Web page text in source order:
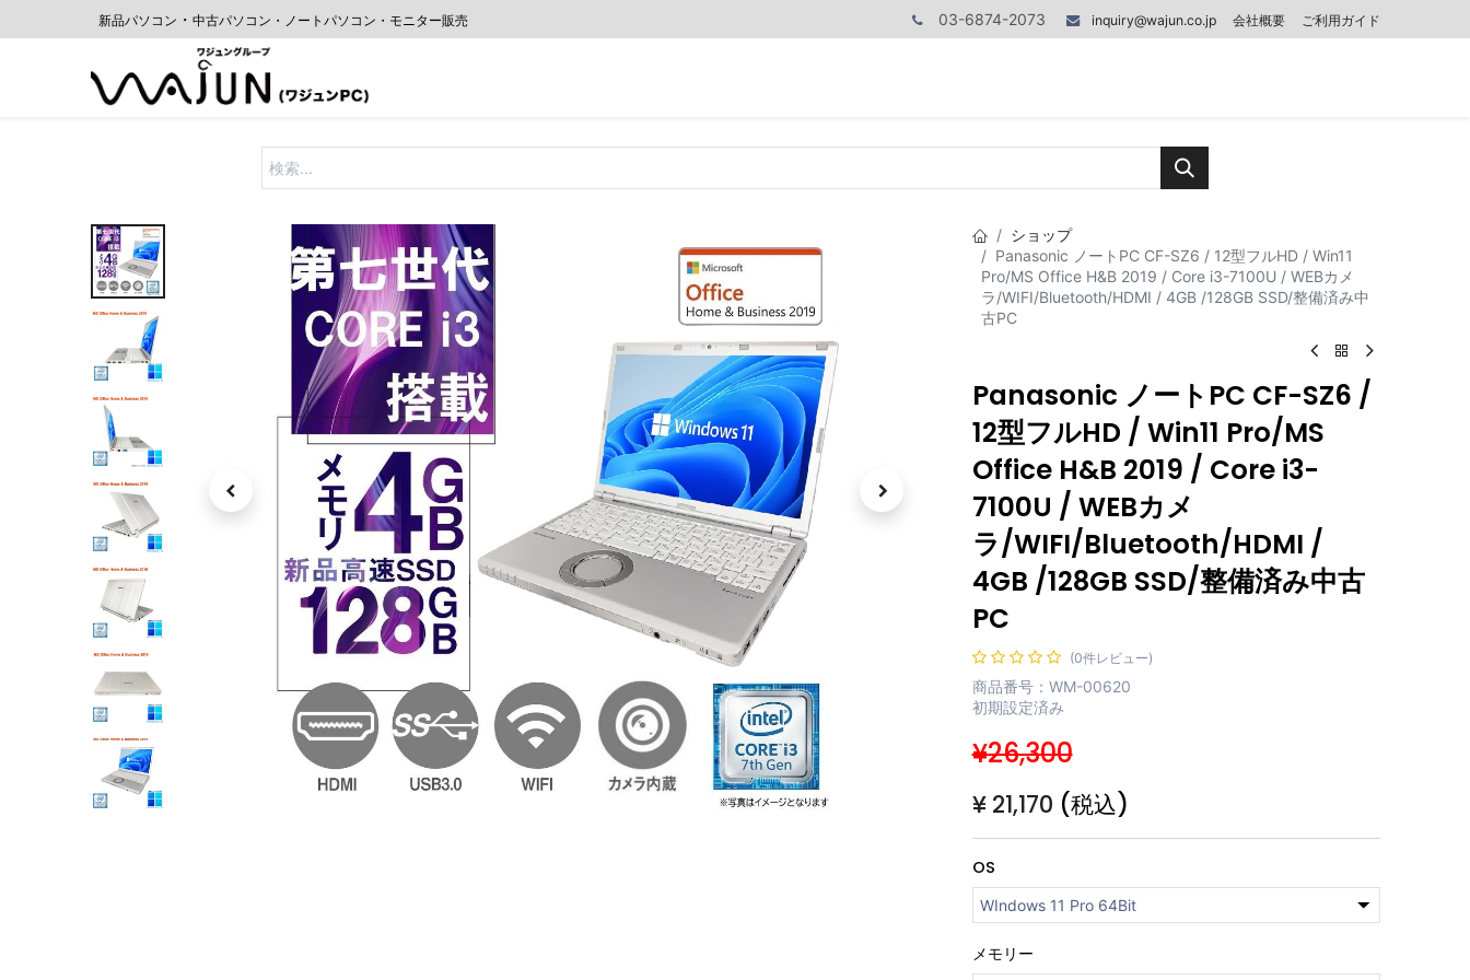
新品パソコン ・ 中古パソコン・ノートパソコン・モニター販売 03-6874-2073 inquiry@wajun.co.jp 会社概要 ご利用ガイド
ショップ
Panasonic ノートPC CF-SZ6 / 12型フルHD / Win11
Pro/MS Office H&B 2019 / Core i3-7100U / WEBカメ
ラ/WIFI/Bluetooth/HDMI / 4GB /128GB SSD/整備済み中
古PC
Panasonic ノートPC CF-SZ6 /
12型フルHD / Win11 Pro/MS
Office H&B 2019 / Core i3-
7100U / WEBカメ
ラ/WIFI/Bluetooth/HDMI /
4GB /128GB SSD/整備済み中古
PC
(0件レビュー)
商品番号：WM-00620
初期設定済み
¥26,300
¥ 21,170 (税込)
OS
メモリー